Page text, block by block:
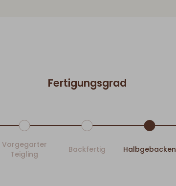
Fertigungsgrad
Vorgegarter
Teigling
Backfertig Halbgebacken